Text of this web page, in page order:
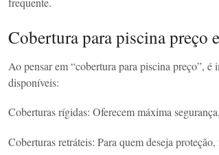
Cobertura para piscina preço
Ao pensar em “cobertura para piscina preço”,
disponíveis:
Coberturas rígidas: Oferecem máxima
Coberturas retráteis: Para quem deseja